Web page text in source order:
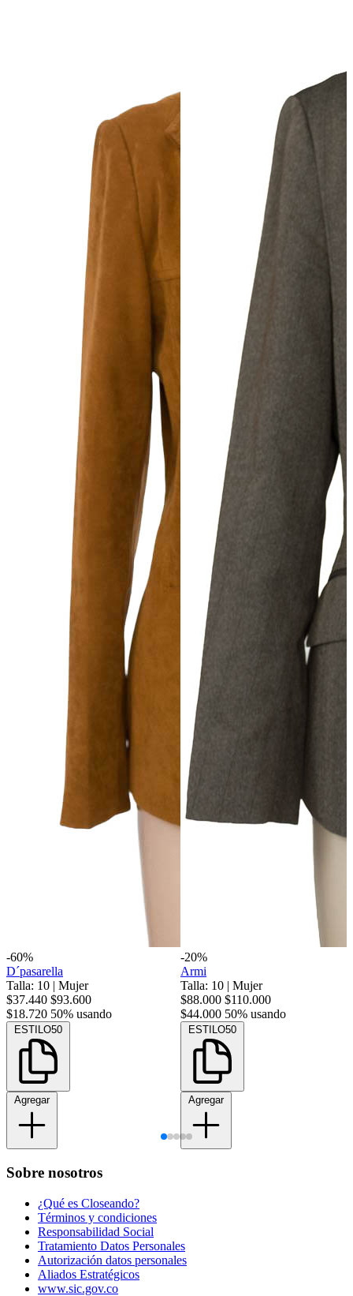
-60%
D´pasarella
Talla: 10 | Mujer
$37.440 $93.600
$18.720 50% usando
ESTILO50
Agregar
-20%
Armi
Talla: 10 | Mujer
$88.000 $110.000
$44.000 50% usando
ESTILO50
Agregar
Sobre nosotros
¿Qué es Closeando?
Términos y condiciones
Responsabilidad Social
Tratamiento Datos Personales
Autorización datos personales
Aliados Estratégicos
www.sic.gov.co